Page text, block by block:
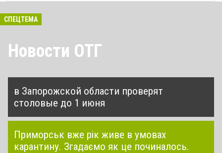
СПЕЦТЕМА
Новости ОТГ
в Запорожской области проверят
столовые до 1 июня
Приморськ вже рік живе в умовах
карантину. Згадаємо як це починалось.